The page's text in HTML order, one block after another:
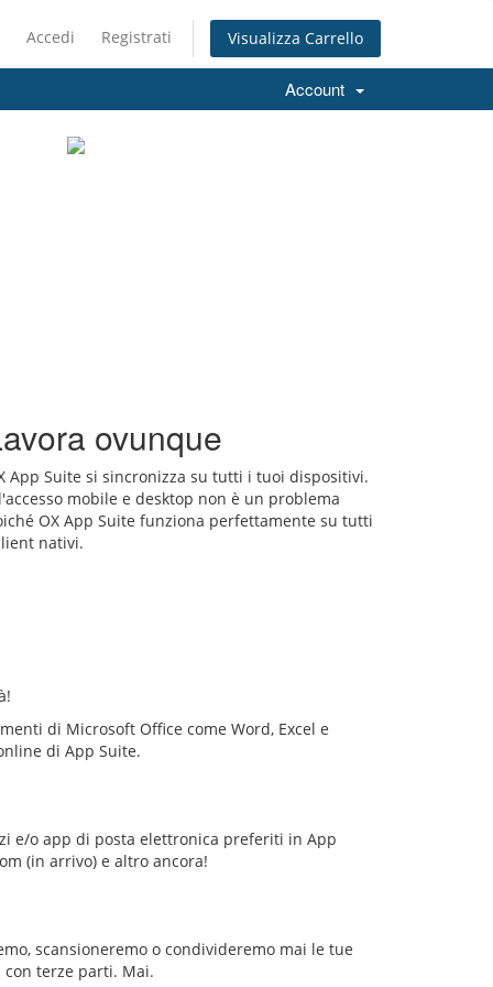
Accedi Registrati Visualizza Carrello
Account
ovunque
App Suite si sincronizza su tutti i tuoi dispositivi.
mobile e desktop non è un problema
OX App Suite funziona perfettamente su tutti
nativi.
di Microsoft Office come Word, Excel e
di App Suite.
e/o app di posta elettronica preferiti in App
(in arrivo) e altro ancora!
scansioneremo o condivideremo mai le tue
terze parti. Mai.